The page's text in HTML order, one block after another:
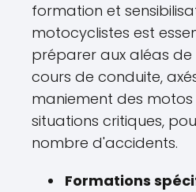
formation et
motocyclistes est
préparer aux aléas de
cours de conduite,
maniement des
situations critiques,
nombre d'accidents.
Formations